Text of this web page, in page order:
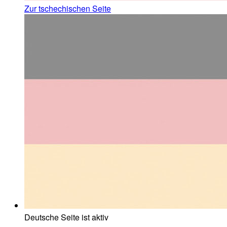
Zur tschechischen Seite
Deutsche Seite ist aktiv